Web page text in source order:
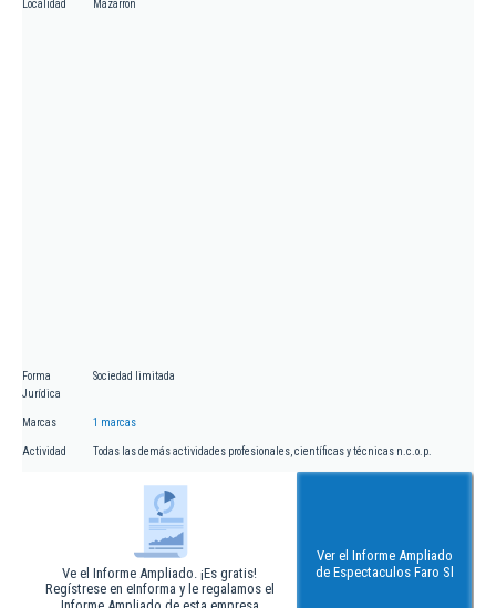
Localidad Mazarron
Forma
Jurídica
Sociedad limitada
Marcas 1 marcas
Actividad Todas las demás actividades profesionales, científicas y técnicas n.c.o.p.
Ve el Informe Ampliado. ¡Es gratis!
Regístrese en eInforma y le regalamos el
Ver el Informe Ampliado
de Espectaculos Faro Sl